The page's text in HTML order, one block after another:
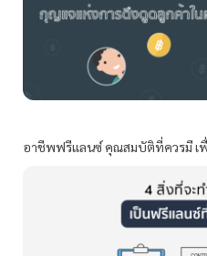
อาชีพฟรีแลนซ์ คุณสมบัติที่ควรมี เ